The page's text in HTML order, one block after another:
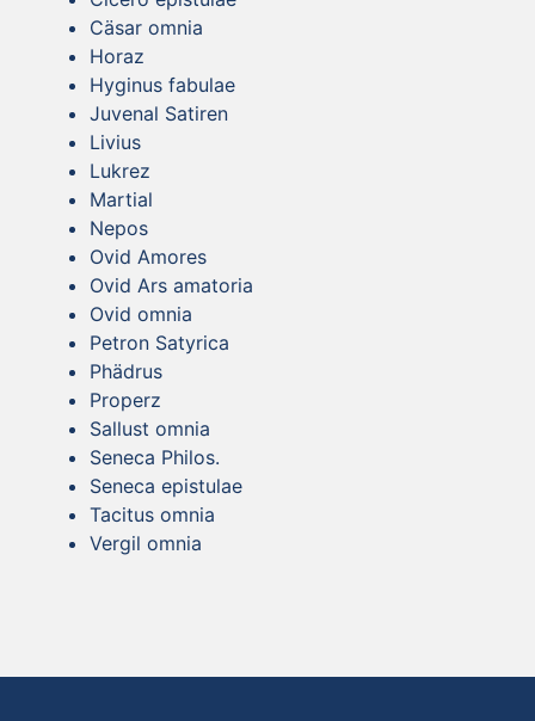
Cäsar omnia
Horaz
Hyginus fabulae
Juvenal Satiren
Livius
Lukrez
Martial
Nepos
Ovid Amores
Ovid Ars amatoria
Ovid omnia
Petron Satyrica
Phädrus
Properz
Sallust omnia
Seneca Philos.
Seneca epistulae
Tacitus omnia
Vergil omnia